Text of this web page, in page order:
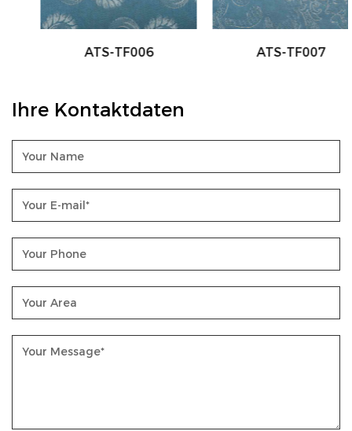
ATS-TF006 ATS-TF007
Ihre Kontaktdaten